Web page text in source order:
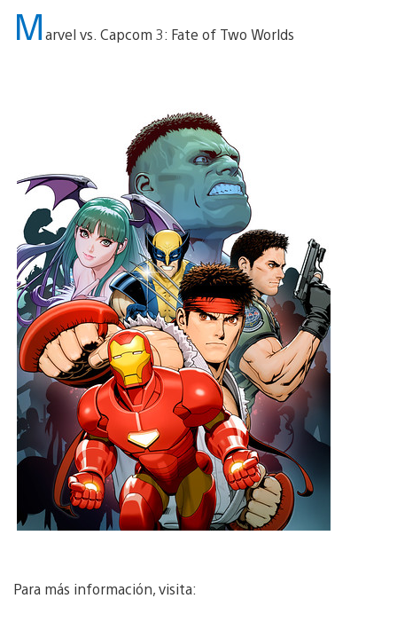
Marvel vs. Capcom 3: Fate of Two Worlds
Para más información, visita: